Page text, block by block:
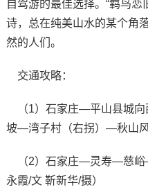
自驾游的最佳选择。“羁鸟恋
诗，总在纯美山水的某个角
然的人们。
交通攻略：
（1）石家庄—平山县城
坡—湾子村（右拐）—秋山风
（2）石家庄—灵寿—慈
永霞/文 靳新华/摄）